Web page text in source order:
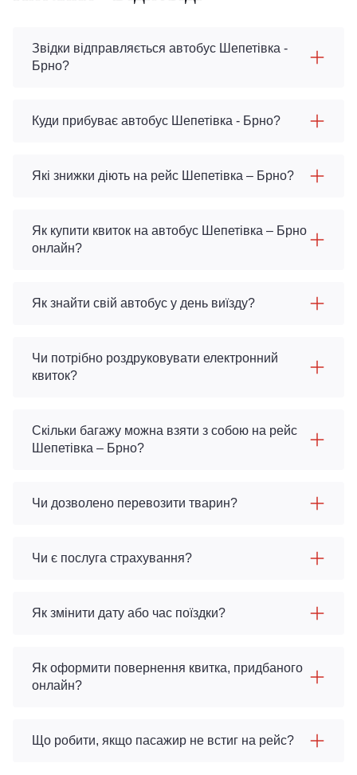
Звідки відправляється автобус Шепетівка -
Брно?
Куди прибуває автобус Шепетівка - Брно?
Які знижки діють на рейс Шепетівка – Брно?
Як купити квиток на автобус Шепетівка – Брно
онлайн?
Як знайти свій автобус у день виїзду?
Чи потрібно роздруковувати електронний
квиток?
Скільки багажу можна взяти з собою на рейс
Шепетівка – Брно?
Чи дозволено перевозити тварин?
Чи є послуга страхування?
Як змінити дату або час поїздки?
Як оформити повернення квитка, придбаного
онлайн?
Що робити, якщо пасажир не встиг на рейс?